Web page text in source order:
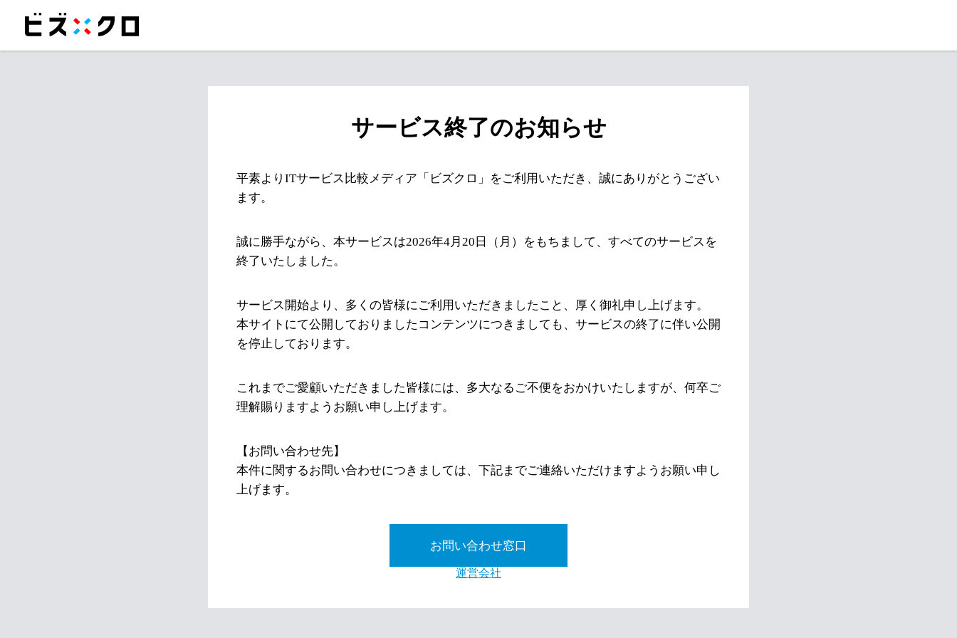
サービス終了のお知らせ
平素よりITサービス比較メディア「ビズクロ」をご利用いただき、誠にありがとうござい
ます。
誠に勝手ながら、本サービスは2026年4月20日（月）をもちまして、すべてのサービスを
終了いたしました。
サービス開始より、多くの皆様にご利用いただきましたこと、厚く御礼申し上げます。
本サイトにて公開しておりましたコンテンツにつきましても、サービスの終了に伴い公開
を停止しております。
これまでご愛顧いただきました皆様には、多大なるご不便をおかけいたしますが、何卒ご
理解賜りますようお願い申し上げます。
【お問い合わせ先】
本件に関するお問い合わせにつきましては、下記までご連絡いただけますようお願い申し
上げます。
お問い合わせ窓口
運営会社